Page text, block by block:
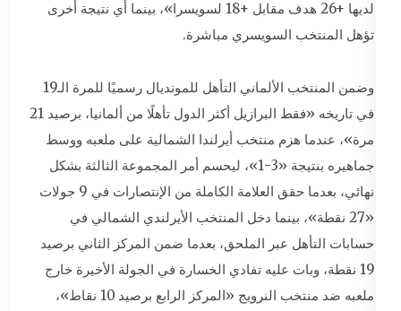
لديها +26 هدف مقابل +18 لسويسرا»، بينما أي نتيجة أخرى
تؤهل المنتخب السويسري مباشرة.
وضمن المنتخب الألماني التأهل للمونديال رسميًا للمرة الـ19
في تاريخه «فقط البرازيل أكثر الدول تأهلًا من ألمانيا، برصيد 21
مرة»، عندما هزم منتخب أيرلندا الشمالية على ملعبه ووسط
جماهيره بنتيجة «3-1»، ليحسم أمر المجموعة الثالثة بشكل
نهائي، بعدما حقق العلامة الكاملة من الإنتصارات في 9 جولات
«27 نقطة»، بينما دخل المنتخب الأيرلندي الشمالي في
حسابات التأهل عبر الملحق، بعدما ضمن المركز الثاني برصيد
19 نقطة، وبات عليه تفادي الخسارة في الجولة الأخيرة خارج
ملعبه ضد منتخب النرويج «المركز الرابع برصيد 10 نقاط»،